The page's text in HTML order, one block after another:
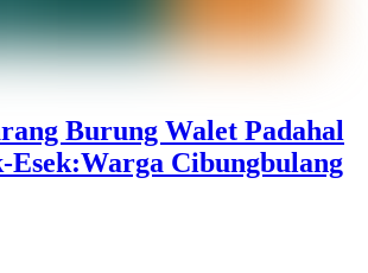
Burung Walet Padahal
Esek:Warga Cibungbulang